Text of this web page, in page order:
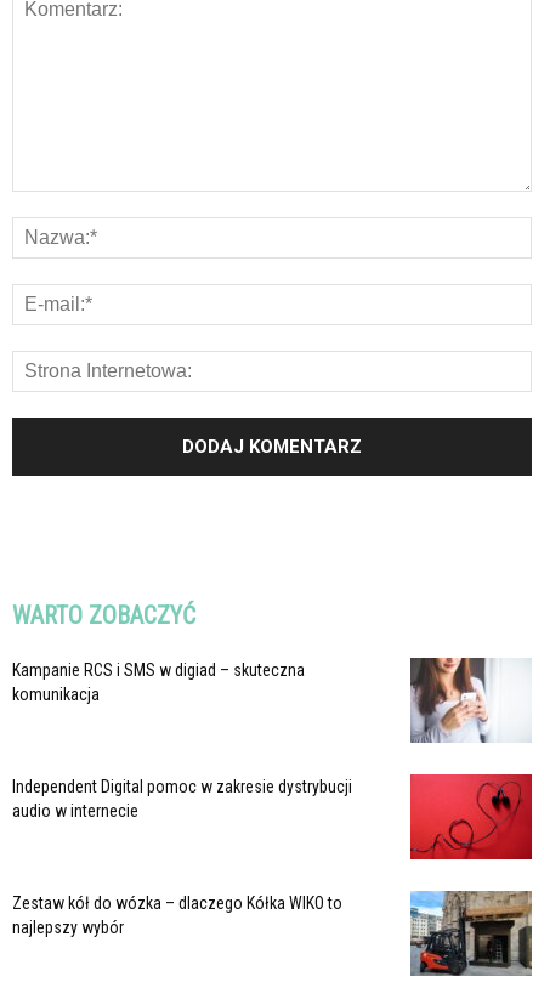
WARTO ZOBACZYĆ
Kampanie RCS i SMS w digiad – skuteczna
komunikacja
Independent Digital pomoc w zakresie dystrybucji
audio w internecie
Zestaw kół do wózka – dlaczego Kółka WIKO to
najlepszy wybór